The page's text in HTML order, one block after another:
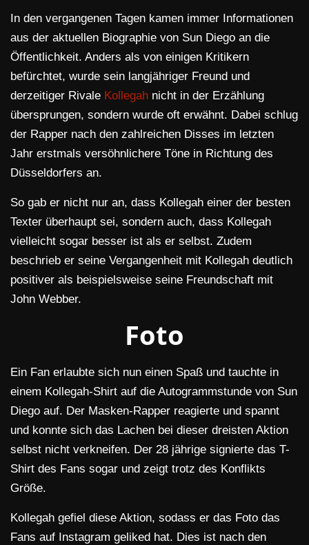
In den vergangenen Tagen kamen immer Informationen
aus der aktuellen Biographie von Sun Diego an die
Öffentlichkeit. Anders als von einigen Kritikern
befürchtet, wurde sein langjähriger Freund und
derzeitiger Rivale Kollegah nicht in der Erzählung
übersprungen, sondern wurde oft erwähnt. Dabei schlug
der Rapper nach den zahlreichen Disses im letzten
Jahr erstmals versöhnlichere Töne in Richtung des
Düsseldorfers an.
So gab er nicht nur an, dass Kollegah einer der besten
Texter überhaupt sei, sondern auch, dass Kollegah
vielleicht sogar besser ist als er selbst. Zudem
beschrieb er seine Vergangenheit mit Kollegah deutlich
positiver als beispielsweise seine Freundschaft mit
John Webber.
Foto
Ein Fan erlaubte sich nun einen Spaß und tauchte in
einem Kollegah-Shirt auf die Autogrammstunde von Sun
Diego auf. Der Masken-Rapper reagierte und spannt
und konnte sich das Lachen bei dieser dreisten Aktion
selbst nicht verkneifen. Der 28 jährige signierte das T-
Shirt des Fans sogar und zeigt trotz des Konflikts
Größe.
Kollegah gefiel diese Aktion, sodass er das Foto das
Fans auf Instagram geliked hat. Dies ist nach den